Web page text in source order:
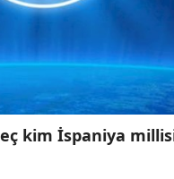
kim İspaniya